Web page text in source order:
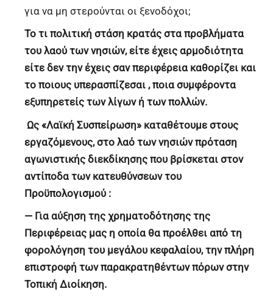
για να μη στερούνται οι ξενοδόχοι;
Το τι πολιτική στάση κρατάς στα προβλήματα
του λαού των νησιών, είτε έχεις αρμοδιότητα
είτε δεν την έχεις σαν περιφέρεια καθορίζει και
το ποιους υπερασπίζεσαι , ποια συμφέροντα
εξυπηρετείς των λίγων ή των πολλών.
Ως «Λαϊκή Συσπείρωση» καταθέτουμε στους
εργαζόμενους, στο λαό των νησιών πρόταση
αγωνιστικής διεκδίκησης που βρίσκεται στον
αντίποδα των κατευθύνσεων του
Προϋπολογισμού :
— Για αύξηση της χρηματοδότησης της
Περιφέρειας μας η οποία θα προέλθει από τη
φορολόγηση του μεγάλου κεφαλαίου, την πλήρη
επιστροφή των παρακρατηθέντων πόρων στην
Τοπική Διοίκηση.